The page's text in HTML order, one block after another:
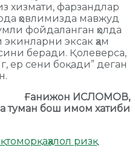
хизмати, фарзандлар
ҳовлимизда мавжуд
фойдаланган ҳолда
эксак ҳам
беради. Қолеверса,
ер сени боқади” деган
Ғанижон ИСЛОМОВ,
туман бош имом хатиби
томорқаҳалол ризқ